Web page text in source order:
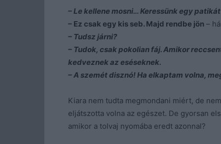
– Le kellene mosni… Keressünk egy
– Ez csak egy kis seb. Majd rendbe jön –
– Tudsz járni?
– Tudok, csak pokolian fáj. Amikor
kedveznek az eséseknek.
– A szemét disznó! Ha elkaptam volna,
Kiara nem tudta megmondani miért, de
eljátszotta volna az egészet. De gyorsan
amikor a tolvaj nyomába eredt azonnal?